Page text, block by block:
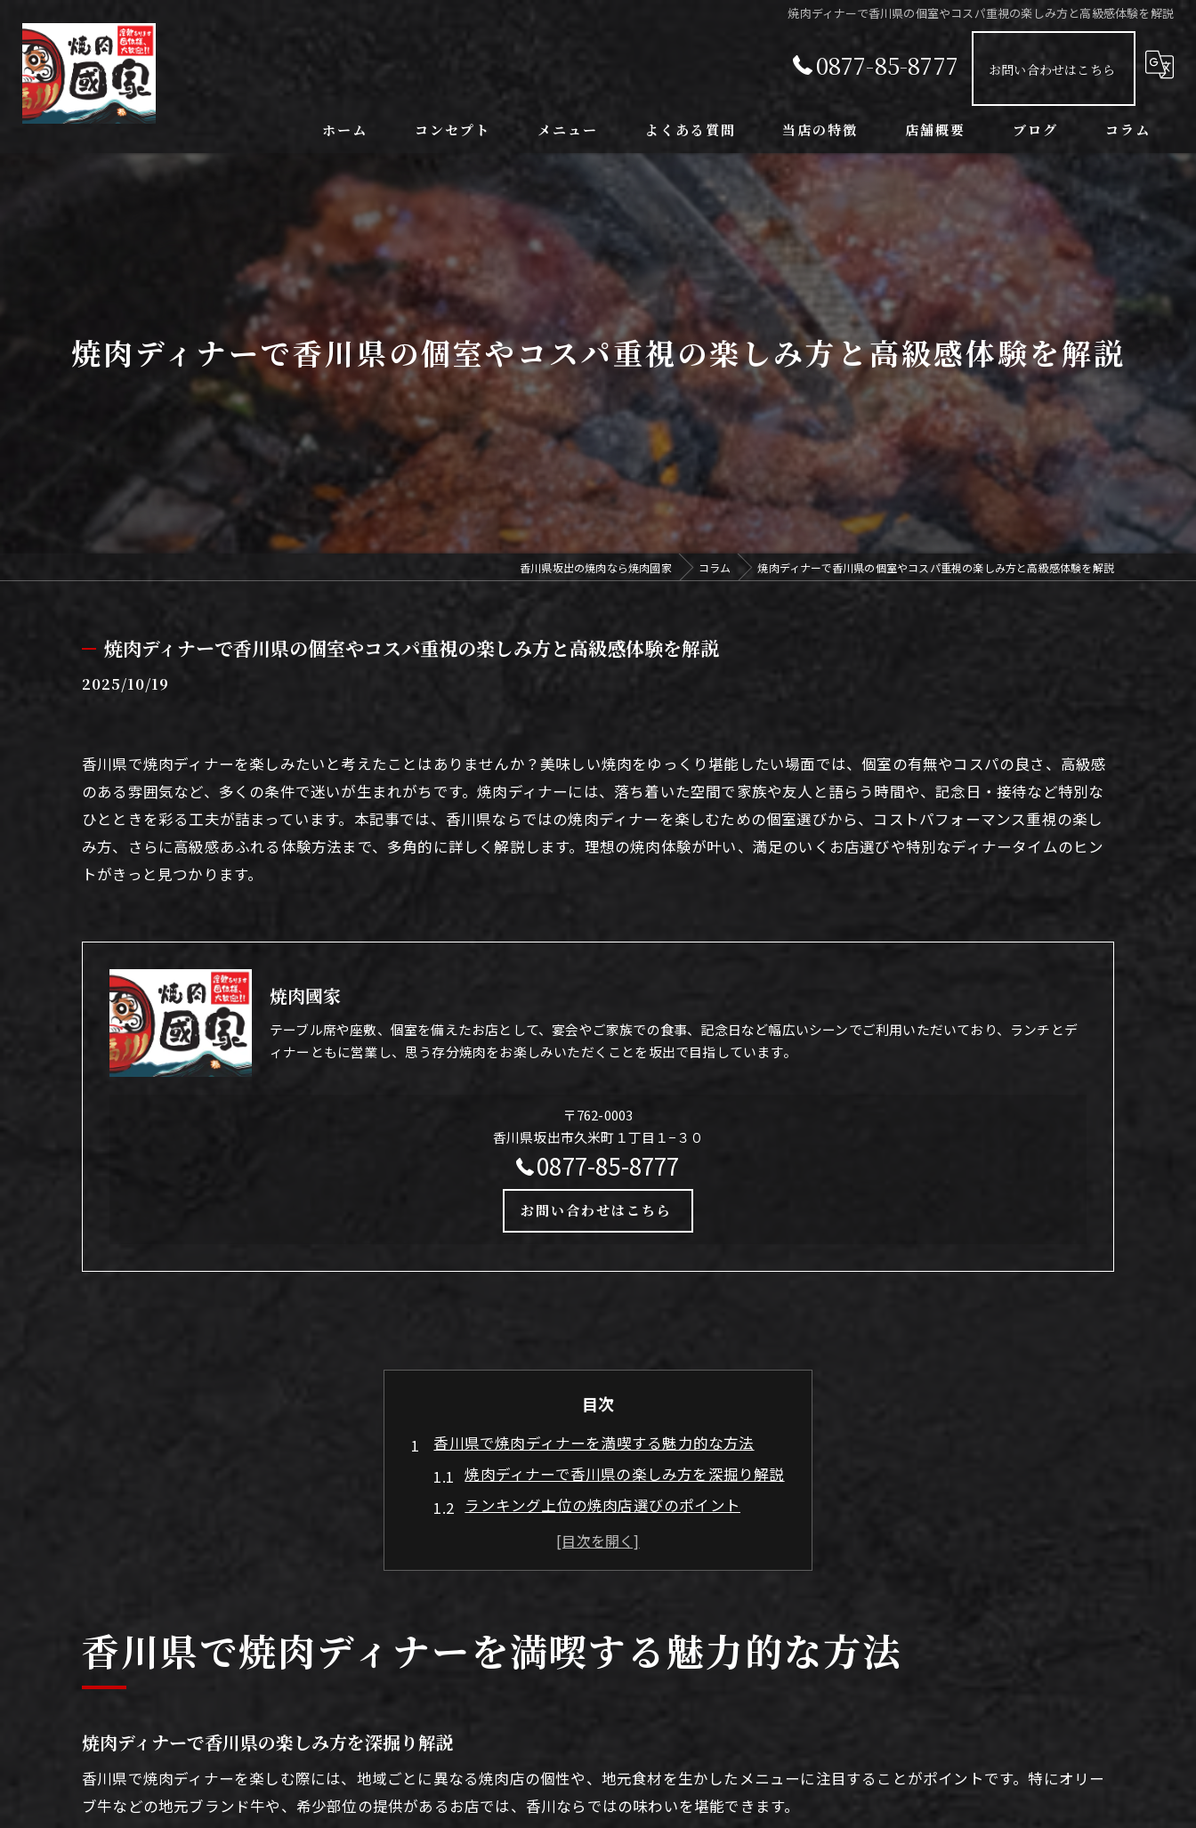
焼肉ディナーで香川県の個室やコスパ重視の楽しみ方と高級感体験を解説
0877-85-8777 お問い合わせはこちら
ホーム コンセプト メニュー
フードメニュー
ドリンク
よくある質問 当店の特徴
ランチ
野球観戦
個室
記念日
飲み放題
店舗概要 ブログ コラム
焼肉ディナーで香川県の個室やコスパ重視の楽しみ方と高級感体験を解説
香川県坂出の焼肉なら焼肉國家 コラム 焼肉ディナーで香川県の個室やコスパ重視の楽しみ方と高級感体験を解説
焼肉ディナーで香川県の個室やコスパ重視の楽しみ方と高級感体験を解説
2025/10/19
香川県で焼肉ディナーを楽しみたいと考えたことはありませんか？美味しい焼肉をゆっくり堪能したい場面では、個室の有無やコスパの良さ、高級感
のある雰囲気など、多くの条件で迷いが生まれがちです。焼肉ディナーには、落ち着いた空間で家族や友人と語らう時間や、記念日・接待など特別な
ひとときを彩る工夫が詰まっています。本記事では、香川県ならではの焼肉ディナーを楽しむための個室選びから、コストパフォーマンス重視の楽し
み方、さらに高級感あふれる体験方法まで、多角的に詳しく解説します。理想の焼肉体験が叶い、満足のいくお店選びや特別なディナータイムのヒン
トがきっと見つかります。
焼肉國家
テーブル席や座敷、個室を備えたお店として、宴会やご家族での食事、記念日など幅広いシーンでご利用いただいており、ランチとデ
ィナーともに営業し、思う存分焼肉をお楽しみいただくことを坂出で目指しています。
〒762-0003
香川県坂出市久米町１丁目１−３０
0877-85-8777
お問い合わせはこちら
目次
香川県で焼肉ディナーを満喫する魅力的な方法
焼肉ディナーで香川県の楽しみ方を深掘り解説
ランキング上位の焼肉店選びのポイント
焼肉ディナーで味わう香川県グルメ体験
焼肉ディナー人気店の雰囲気と特徴とは
個室利用で叶う焼肉ディナーの極上体験
焼肉ディナーで個室を選ぶべき理由を解説
焼肉ディナー個室予約のコツと注意点
落ち着いた空間で楽しむ焼肉ディナーの選び方
香川県で焼肉ディナーを満喫する魅力的な方法
焼肉ディナーで香川県の楽しみ方を深掘り解説
香川県で焼肉ディナーを楽しむ際には、地域ごとに異なる焼肉店の個性や、地元食材を生かしたメニューに注目することがポイントです。特にオリー
ブ牛などの地元ブランド牛や、希少部位の提供があるお店では、香川ならではの味わいを堪能できます。